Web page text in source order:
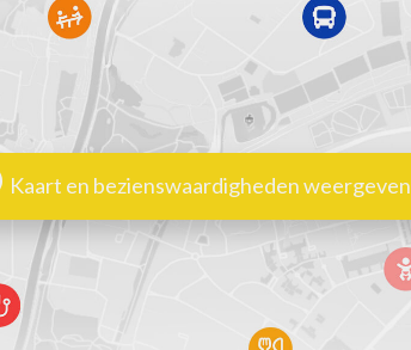
Kaart en bezienswaardigheden weergeven